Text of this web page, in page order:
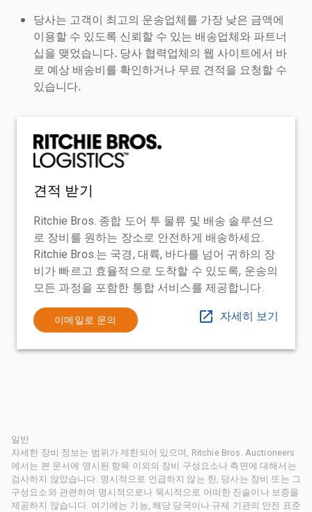
당사는 고객이 최고의 운송업체를 가장 낮은 금액에
이용할 수 있도록 신뢰할 수 있는 배송업체와 파트너
십을 맺었습니다. 당사 협력업체의 웹 사이트에서 바
로 예상 배송비를 확인하거나 무료 견적을 요청할 수
있습니다.
견적 받기
Ritchie Bros. 종합 도어 투 물류 및 배송 솔루션으
로 장비를 원하는 장소로 안전하게 배송하세요.
Ritchie Bros.는 국경, 대륙, 바다를 넘어 귀하의 장
비가 빠르고 효율적으로 도착할 수 있도록, 운송의
모든 과정을 포함한 통합 서비스를 제공합니다.
이메일로 문의 자세히 보기
일반
자세한 장비 정보는 범위가 제한되어 있으며, Ritchie Bros. Auctioneers
에서는 본 문서에 명시된 항목 이외의 장비 구성요소나 측면에 대해서는
검사하지 않았습니다. 명시적으로 언급하지 않는 한, 당사는 장비 또는 그
구성요소와 관련하여 명시적으로나 묵시적으로 어떠한 진술이나 보증을
제공하지 않습니다. 여기에는 기능, 해당 당국이나 규제 기관의 안전 표준